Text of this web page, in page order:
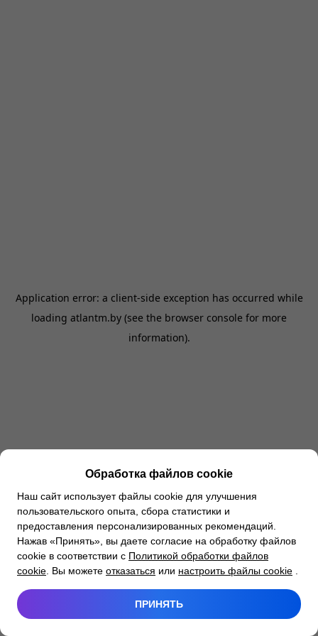
Application error: a client-side exception has occurred while
loading atlantm.by (see the browser console for more
information).
Обработка файлов cookie
Наш сайт использует файлы cookie для улучшения
пользовательского опыта, сбора статистики и
предоставления персонализированных рекомендаций.
Нажав «Принять», вы даете согласие на обработку файлов
cookie в соответствии с Политикой обработки файлов
cookie . Вы можете отказаться или настроить файлы cookie
ПРИНЯТЬ